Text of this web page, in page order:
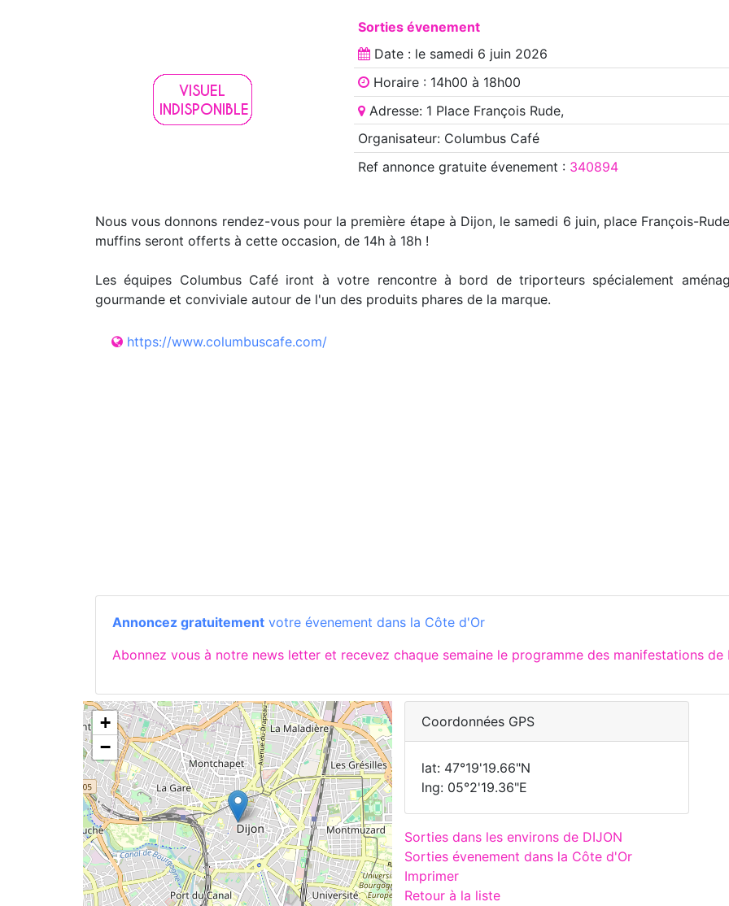
Sorties évenement
Date : le samedi 6 juin 2026
Horaire : 14h00 à 18h00
Adresse: 1 Place François Rude,
Organisateur: Columbus Café
Ref annoncegratuite évenement : 340894
Nous vous donnons rendez-vous pour la première étape à Dijon, le samedi 6 juin, place François-
muffins seront offerts à cette occasion, de 14h à 18h !
Les équipes Columbus Café iront à votre rencontre à bord de triporteurs spécialement
gourmande et conviviale autour de l'un des produits phares de la marque.
https://www.columbuscafe.com/
Annoncez gratuitement votre évenement dans la Côte d'Or
Abonnez vous à notre news letter et recevez chaque semaine le programme des manifestations
+
−
Coordonnées GPS
lat: 47°19'19.66"N
lng: 05°2'19.36"E
Sorties dans les environs de DIJON
Sorties évenement dans la Côte d'Or
Imprimer
Retour à la liste